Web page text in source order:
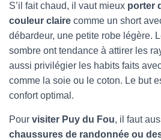
S’il fait chaud, il vaut mieux porter
couleur claire comme un short
débardeur, une petite robe légère.
sombre ont tendance à attirer les
aussi privilégier les habits faits
comme la soie ou le coton. Le but
confort optimal.
Pour visiter Puy du Fou, il faut
chaussures de randonnée ou